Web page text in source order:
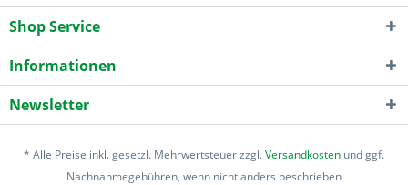
Shop Service
Informationen
Newsletter
* Alle Preise inkl. gesetzl. Mehrwertsteuer zzgl.Versandkosten und ggf.
Nachnahmegebühren, wenn nicht anders beschrieben